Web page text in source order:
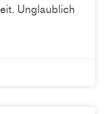
Unglaublich